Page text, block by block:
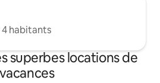
4 habitants
superbes locations de
vacances